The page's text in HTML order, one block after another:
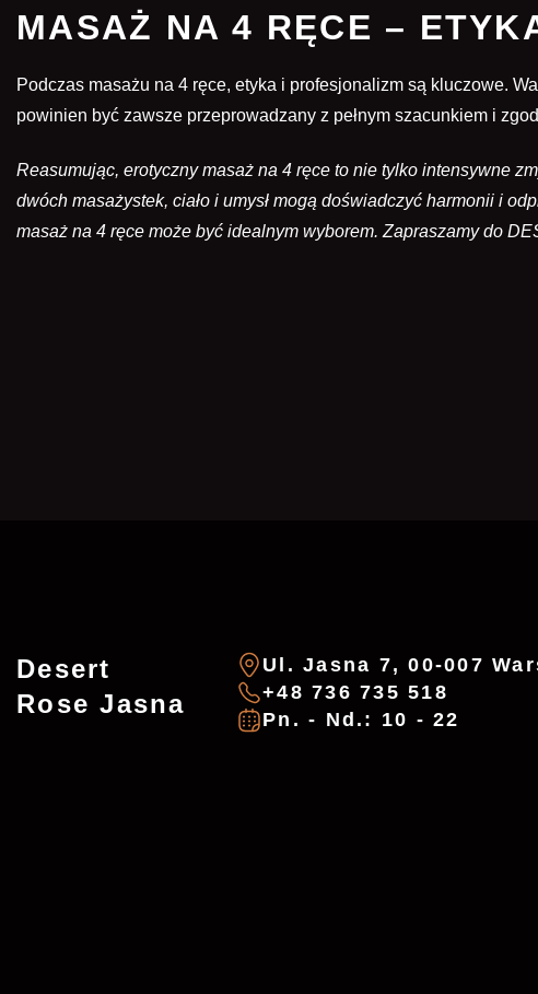
MASAŻ NA 4 RĘCE –
Podczas masażu na 4 ręce, etyka i profesjonalizm są kluczowe.
powinien być zawsze przeprowadzany z pełnym szacunkiem i
Reasumując, erotyczny masaż na 4 ręce to nie tylko intensywne
dwóch masażystek, ciało i umysł mogą doświadczyć harmonii i
masaż na 4 ręce może być idealnym wyborem. Zapraszamy do
Imię*
ADDRESSES
Desert
Rose Jasna
Ul. Jasna 7, 00-007
+48 736 735 518
Pn. - Nd.: 10 - 22